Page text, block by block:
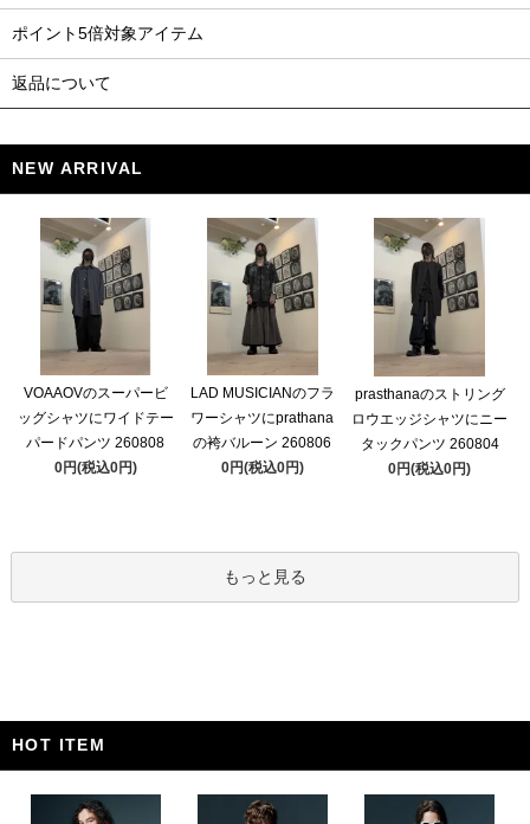
ポイント5倍対象アイテム
返品について
NEW ARRIVAL
VOAAOVのスーパービ
ッグシャツにワイドテー
パードパンツ 260808
0円(税込0円)
LAD MUSICIANのフラ
ワーシャツにprathana
の袴バルーン 260806
0円(税込0円)
prasthanaのストリング
ロウエッジシャツにニー
タックパンツ 260804
0円(税込0円)
もっと見る
HOT ITEM